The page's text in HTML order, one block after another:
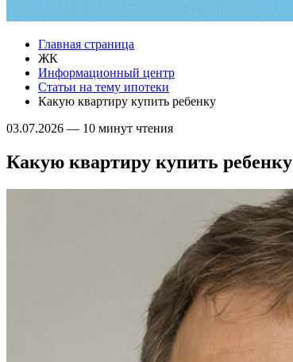
Главная страница
ЖК
Информационный центр
Статьи на тему ипотеки
Какую квартиру купить ребенку
03.07.2026 — 10 минут чтения
Какую квартиру купить ребенку